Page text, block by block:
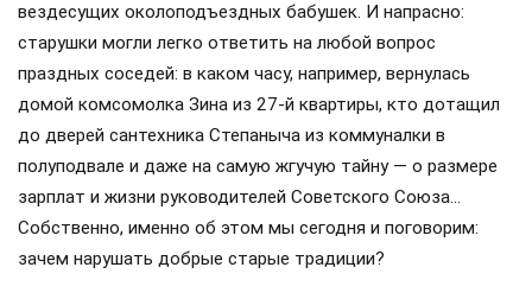
вездесущих околоподъездных бабушек. И напрасно:
старушки могли легко ответить на любой вопрос
праздных соседей: в каком часу, например, вернулась
домой комсомолка Зина из 27-й квартиры, кто дотащил
до дверей сантехника Степаныча из коммуналки в
полуподвале и даже на самую жгучую тайну — о размере
зарплат и жизни руководителей Советского Союза…
Собственно, именно об этом мы сегодня и поговорим:
зачем нарушать добрые старые традиции?